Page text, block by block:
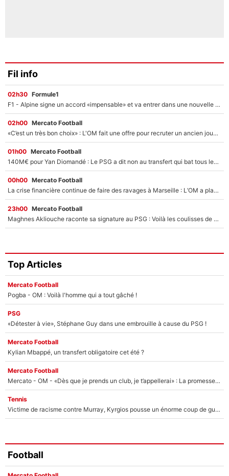
Fil info
02h30 Formule1
F1 - Alpine signe un accord «impensable» et va entrer dans une nouvelle dimension : Grande nouvelle pour Pierre Gasly !
02h00 Mercato Football
«C’est un très bon choix» : L'OM fait une offre pour recruter un ancien joueur du PSG... et c'est validé dans l'After Foot !
01h00 Mercato Football
140M€ pour Yan Diomandé : Le PSG a dit non au transfert qui bat tous les records sur le mercato
00h00 Mercato Football
La crise financière continue de faire des ravages à Marseille : L’OM a placé 12 joueurs sur le marché des transferts… et ça pourrait lui rapporter près de 100M€ !
23h00 Mercato Football
Maghnes Akliouche raconte sa signature au PSG : Voilà les coulisses de son transfert de rêve à 50M€
Top Articles
Mercato Football
Pogba - OM : Voilà l'homme qui a tout gâché !
PSG
«Détester à vie», Stéphane Guy dans une embrouille à cause du PSG !
Mercato Football
Kylian Mbappé, un transfert obligatoire cet été ?
Mercato Football
Mercato - OM - «Dès que je prends un club, je t’appellerai» : La promesse de Marcelino au moment de claquer la porte
Tennis
Victime de racisme contre Murray, Kyrgios pousse un énorme coup de gueule !
Football